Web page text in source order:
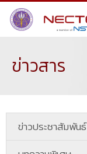
ข่าวสาร
ข่าวประชาสัมพันธ์